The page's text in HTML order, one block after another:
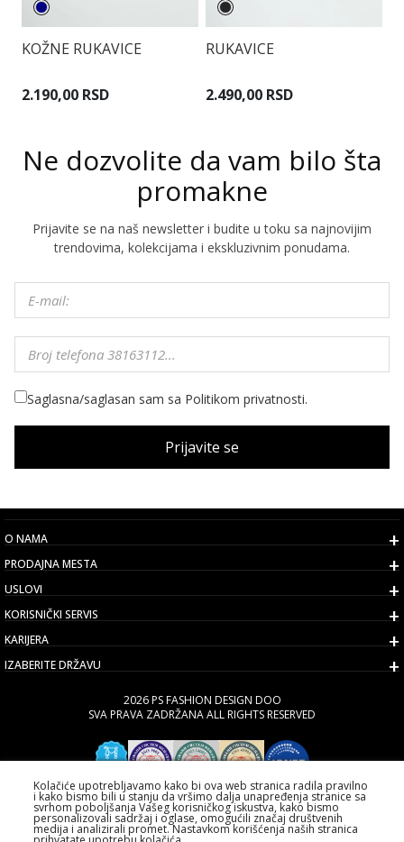
KOŽNE RUKAVICE
2.190,00 RSD
RUKAVICE
2.490,00 RSD
Ne dozvolite da vam bilo šta
promakne
Prijavite se na naš newsletter i budite u toku sa najnovijim
trendovima, kolekcijama i ekskluzivnim ponudama.
Saglasna/saglasan sam sa Politikom privatnosti.
Prijavite se
O NAMA
PRODAJNA MESTA
USLOVI
KORISNIČKI SERVIS
KARIJERA
IZABERITE DRŽAVU
2026 PS FASHION DESIGN DOO
SVA PRAVA ZADRŽANA ALL RIGHTS RESERVED
Kolačiće upotrebljavamo kako bi ova web stranica radila pravilno
i kako bismo bili u stanju da vršimo dalja unapređenja stranice sa
svrhom poboljšanja Vašeg korisničkog iskustva, kako bismo
personalizovali sadržaj i oglase, omogućili značaj društvenih
medija i analizirali promet. Nastavkom korišćenja naših stranica